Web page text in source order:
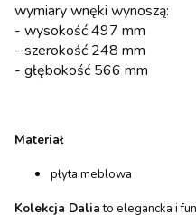
wymiary wnęki wynoszą:
- wysokość 497 mm
- szerokość 248 mm
- głębokość 566 mm
Materiał
płyta meblowa
Kolekcja Daliato elegancka i